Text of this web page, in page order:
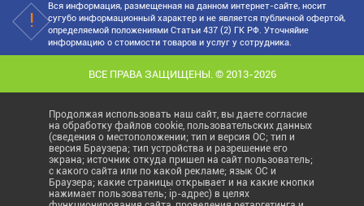
Вся информация, размещенная на данном интернет-сайте, носит
сугубо информационный характер и не является публичной офертой,
определяемой положениями Статьи 437 (2) ГК РФ. Уточняйие
информацию о стоимости товаров и услуг у сотрудника.
ВСЕ ПРАВА ЗАЩИЩЕНЫ. © 2013-2026
Продолжая использовать наш сайт, вы даете согласие
на обработку файлов cookie, пользовательских данных
(сведения о местоположении; тип и версия ОС; тип и
версия Браузера; тип устройства и разрешение его
экрана; источник откуда пришел на сайт пользователь;
с какого сайта или по какой рекламе; язык ОС и
Браузера; какие страницы открывает и на какие кнопки
нажимает пользователь; ip-адрес) в целях